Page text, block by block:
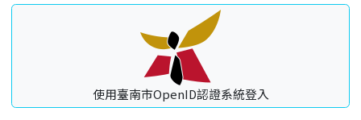
使用臺南市OpenID認證系統登入